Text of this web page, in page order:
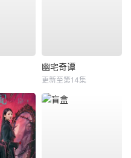
幽宅奇谭
更新至第14集